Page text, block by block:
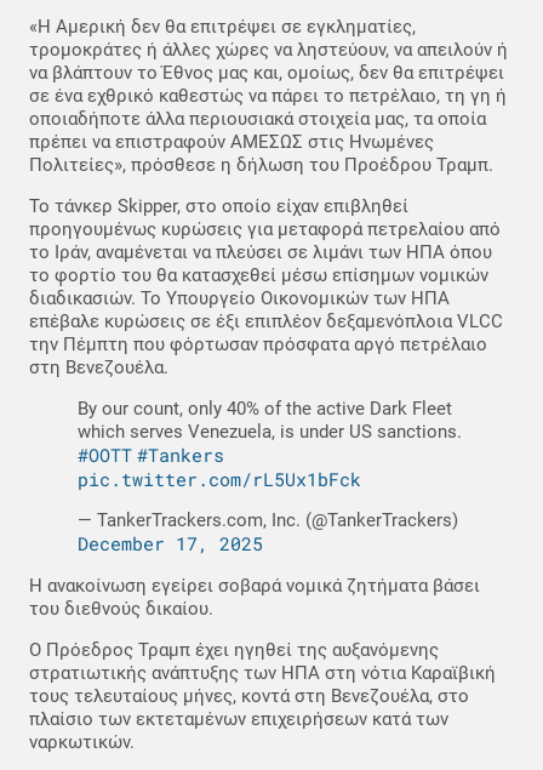
«Η Αμερική δεν θα επιτρέψει σε εγκληματίες,
τρομοκράτες ή άλλες χώρες να ληστεύουν, να απειλούν ή
να βλάπτουν το Έθνος μας και, ομοίως, δεν θα επιτρέψει
σε ένα εχθρικό καθεστώς να πάρει το πετρέλαιο, τη γη ή
οποιαδήποτε άλλα περιουσιακά στοιχεία μας, τα οποία
πρέπει να επιστραφούν ΑΜΕΣΩΣ στις Ηνωμένες
Πολιτείες», πρόσθεσε η δήλωση του Προέδρου Τραμπ.
Το τάνκερ Skipper, στο οποίο είχαν επιβληθεί
προηγουμένως κυρώσεις για μεταφορά πετρελαίου από
το Ιράν, αναμένεται να πλεύσει σε λιμάνι των ΗΠΑ όπου
το φορτίο του θα κατασχεθεί μέσω επίσημων νομικών
διαδικασιών. Το Υπουργείο Οικονομικών των ΗΠΑ
επέβαλε κυρώσεις σε έξι επιπλέον δεξαμενόπλοια VLCC
την Πέμπτη που φόρτωσαν πρόσφατα αργό πετρέλαιο
στη Βενεζουέλα.
By our count, only 40% of the active Dark Fleet
which serves Venezuela, is under US sanctions.
#OOTT #Tankers
pic.twitter.com/rL5Ux1bFck
— TankerTrackers.com, Inc. (@TankerTrackers)
December 17, 2025
Η ανακοίνωση εγείρει σοβαρά νομικά ζητήματα βάσει
του διεθνούς δικαίου.
Ο Πρόεδρος Τραμπ έχει ηγηθεί της αυξανόμενης
στρατιωτικής ανάπτυξης των ΗΠΑ στη νότια Καραϊβική
τους τελευταίους μήνες, κοντά στη Βενεζουέλα, στο
πλαίσιο των εκτεταμένων επιχειρήσεων κατά των
ναρκωτικών.